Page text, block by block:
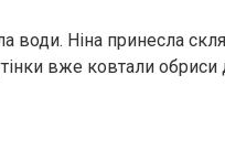
води. Ніна принесла
вже ковтали обриси